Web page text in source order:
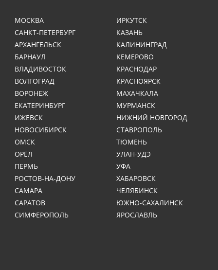
МОСКВА
САНКТ-ПЕТЕРБУРГ
АРХАНГЕЛЬСК
БАРНАУЛ
ВЛАДИВОСТОК
ВОЛГОГРАД
ВОРОНЕЖ
ЕКАТЕРИНБУРГ
ИЖЕВСК
ИРКУТСК
КАЗАНЬ
КАЛИНИНГРАД
КЕМЕРОВО
КРАСНОДАР
КРАСНОЯРСК
МАХАЧКАЛА
МУРМАНСК
НИЖНИЙ НОВГОРОД
НОВОСИБИРСК
ОМСК
ОРЁЛ
ПЕРМЬ
РОСТОВ-НА-ДОНУ
САМАРА
САРАТОВ
СИМФЕРОПОЛЬ
СТАВРОПОЛЬ
ТЮМЕНЬ
УЛАН-УДЭ
УФА
ХАБАРОВСК
ЧЕЛЯБИНСК
ЮЖНО-САХАЛИНСК
ЯРОСЛАВЛЬ